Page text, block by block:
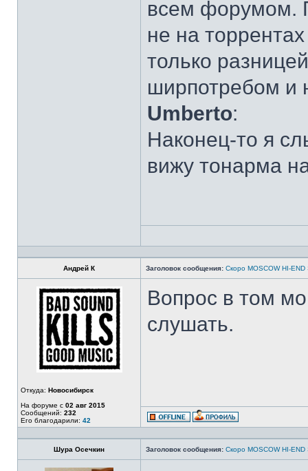
всем форумом.
не на
только
ширпотребом и
Umberto:
Наконец-то я
вижу тонарма
Андрей К Заголовок сообщения: Скоро MOSCOW HI-END
Откуда: Новосибирск
На форуме с 02 авг 2015
Сообщений: 232
Его благодарили: 42
Вопрос в том
слушать.
Шура Осечкин Заголовок сообщения: Скоро MOSCOW HI-END